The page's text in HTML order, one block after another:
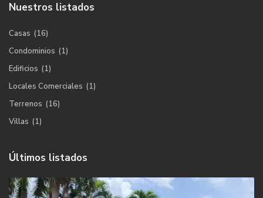
Nuestros listados
Casas (16)
Condominios (1)
Edificios (1)
Locales Comerciales (1)
Terrenos (16)
Villas (1)
Últimos listados